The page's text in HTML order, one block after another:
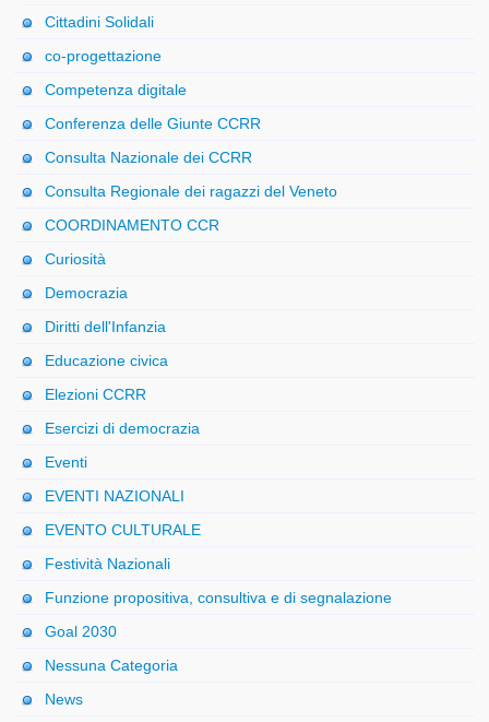
Cittadini Solidali
co-progettazione
Competenza digitale
Conferenza delle Giunte CCRR
Consulta Nazionale dei CCRR
Consulta Regionale dei ragazzi del Veneto
COORDINAMENTO CCR
Curiosità
Democrazia
Diritti dell'Infanzia
Educazione civica
Elezioni CCRR
Esercizi di democrazia
Eventi
EVENTI NAZIONALI
EVENTO CULTURALE
Festività Nazionali
Funzione propositiva, consultiva e di segnalazione
Goal 2030
Nessuna Categoria
News